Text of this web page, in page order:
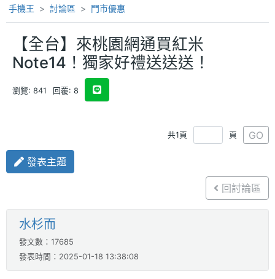
手機王 討論區 門市優惠
【全台】來桃園網通買紅米
Note14！獨家好禮送送送！
瀏覽: 841 回覆: 8
共1頁 頁 GO
發表主題
回討論區
水杉而
發文數：17685
發表時間：2025-01-18 13:38:08